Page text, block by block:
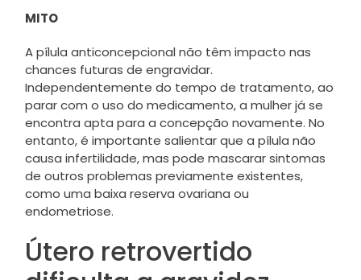
MITO
A pílula anticoncepcional não têm impacto nas
chances futuras de engravidar.
Independentemente do tempo de tratamento, ao
parar com o uso do medicamento, a mulher já se
encontra apta para a concepção novamente. No
entanto, é importante salientar que a pílula não
causa infertilidade, mas pode mascarar sintomas
de outros problemas previamente existentes,
como uma baixa reserva ovariana ou
endometriose.
Útero retrovertido